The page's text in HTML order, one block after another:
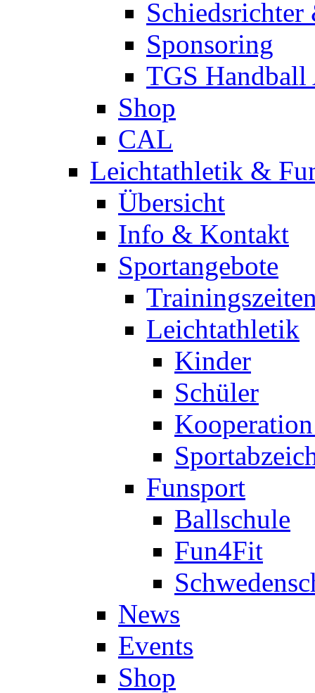
Schiedsrichter
Sponsoring
TGS Handball
Shop
CAL
Leichtathletik &
Übersicht
Info & Kontakt
Sportangebote
Leichtathletik
Kinder
Schüler
Funsport
Ballschule
Fun4Fit
News
Events
Shop